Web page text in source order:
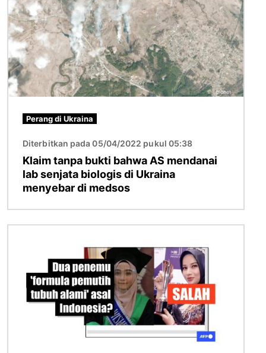
Perang di Ukraina
Diterbitkan pada 05/04/2022 pukul 05:38
Klaim tanpa bukti bahwa AS mendanai
lab senjata biologis di Ukraina
menyebar di medsos